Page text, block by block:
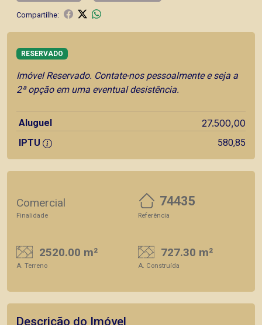
Compartilhe:
RESERVADO
Imóvel Reservado. Contate-nos pessoalmente e seja a
2ª opção em uma eventual desistência.
Aluguel 27.500,00
IPTU 580,85
Comercial
Finalidade
74435
Referência
2520.00 m²
A. Terreno
727.30 m²
A. Construída
Descrição do Imóvel